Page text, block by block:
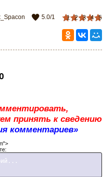
1 2 3 4 5
5.0/1
принять к сведению
комментариев»